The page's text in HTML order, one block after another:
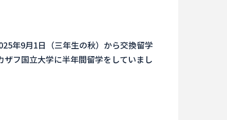
年9月1日（三年生の秋）から交換留学
フ国立大学に半年間留学をしていまし